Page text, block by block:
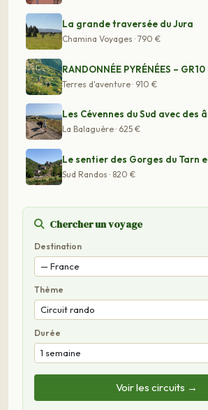
La grande traversée du Jura
Chamina Voyages · 790 €
RANDONNÉE PYRÉNÉES – GR10
Terres d'aventure · 910 €
Les Cévennes du Sud avec des
La Balaguère · 625 €
Le sentier des Gorges du Tarn
Sud Randos · 820 €
Chercher un voyage
Destination
Thème
Durée
Voir les circuits →